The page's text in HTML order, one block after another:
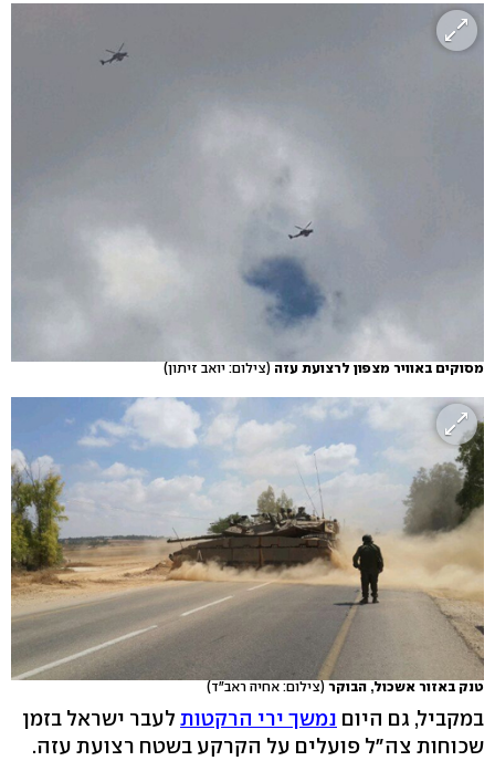
מסוקים באוויר מצפון לרצועת עזה(צילום: יואב זיתון)
טנק באזור אשכול, הבוקר (צילום: אחיה ראב"ד)
במקביל, גם היום נמשך ירי הרקטות לעבר ישראל בזמן
שכוחות צה"ל פועלים על הקרקע בשטח רצועת עזה.